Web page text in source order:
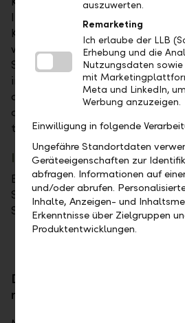
Ihre Finanzen immer im
Kontoinhaber der LLB ist es
weitere von ihrer Bank
Sparkonten zuzugreifen. Damit
im Rahmen der bestehenden
auch von einem anderen Konto
oder im Bedarfsfall Überträge
tätigen.
Im Notfall
Bei Verlust oder Diebstahl Ihrer
Sie in jedem Fall sofort: Tel. +41
Stunden).
Die Karte, die für Kunden
macht
auszuwerten.
Remarketing
Ich erlaube der LLB
Erhebung und die
Nutzungsdaten sowie
mit
Meta und LinkedIn,
Werbung anzuzeigen.
Einwilligung in folgende
Ungefähre Standortdaten
Geräteeigenschaften zur
abfragen. Informationen auf
und/oder abrufen.
Inhalte, Anzeigen- und
Erkenntnisse über Zielgruppen
Produktentwicklungen.